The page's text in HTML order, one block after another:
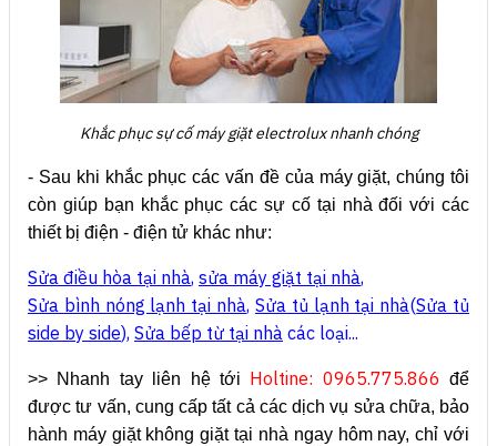
Khắc phục sự cố máy giặt electrolux nhanh chóng
- Sau khi khắc phục các vấn đề của máy giặt, chúng tôi
còn giúp bạn khắc phục các sự cố tại nhà đối với các
thiết bị điện - điện tử khác như:
Sửa điều hòa tại nhà, sửa máy giặt tại nhà,
Sửa bình nóng lạnh tại nhà, Sửa tủ lạnh tại nhà(Sửa tủ
side by side), Sửa bếp từ tại nhà các loại...
>> Nhanh tay liên hệ tới Holtine: 0965.775.866 để
được tư vấn, cung cấp tất cả các dịch vụ sửa chữa, bảo
hành máy giặt không giặt tại nhà ngay hôm nay, chỉ với